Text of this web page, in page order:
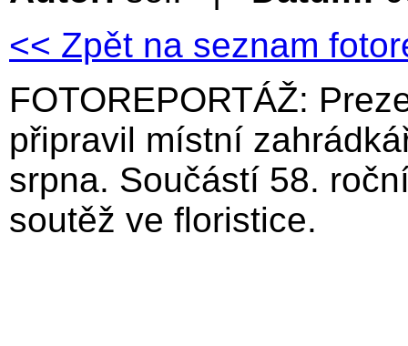
<< Zpět na seznam
FOTOREPORTÁŽ:
připravil místní
srpna. Součástí 58.
soutěž ve floristice.